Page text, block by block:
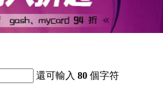
還可輸入 80 個字符